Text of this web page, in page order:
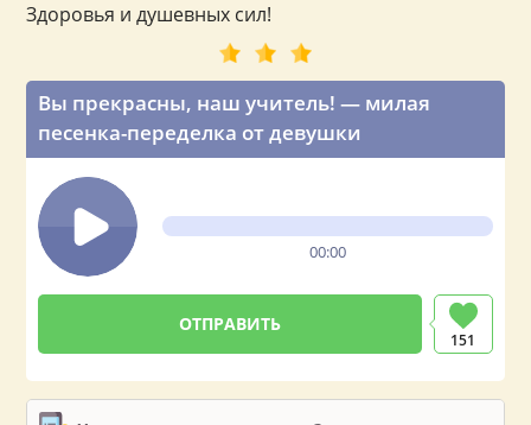
Вы прекрасны, наш учитель! — милая
песенка-переделка от девушки
00:00
151
Здоровья и душевных сил!